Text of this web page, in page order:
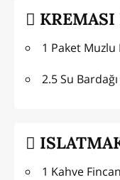
1 Paket
2.5 Su
1 Kahve